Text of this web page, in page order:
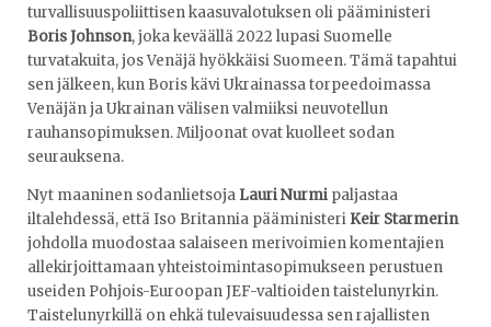
turvallisuuspoliittisen kaasuvalotuksen oli pääministeri
Boris Johnson, joka keväällä 2022 lupasi Suomelle
turvatakuita, jos Venäjä hyökkäisi Suomeen. Tämä tapahtui
sen jälkeen, kun Boris kävi Ukrainassa torpeedoimassa
Venäjän ja Ukrainan välisen valmiiksi neuvotellun
rauhansopimuksen. Miljoonat ovat kuolleet sodan
seurauksena.
Nyt maaninen sodanlietsoja Lauri Nurmi paljastaa
iltalehdessä, että Iso Britannia pääministeri Keir Starmerin
johdolla muodostaa salaiseen merivoimien komentajien
allekirjoittamaan yhteistoimintasopimukseen perustuen
useiden Pohjois-Euroopan JEF-valtioiden taistelunyrkin.
Taistelunyrkillä on ehkä tulevaisuudessa sen rajallisten